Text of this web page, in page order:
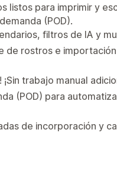
listos para imprimir y
(POD).
filtros de IA y
de rostros e
trabajo manual
(POD) para
de incorporación y